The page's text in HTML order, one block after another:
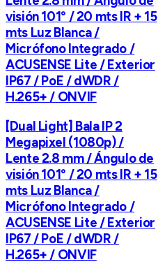
visión 101° / 20 mts IR + 15
mts Luz Blanca /
Micrófono Integrado /
ACUSENSE Lite / Exterior
IP67 / PoE / dWDR /
H.265+ / ONVIF
[Dual Light] Bala IP 2
Megapixel (1080p) /
Lente 2.8 mm / Ángulo de
visión 101° / 20 mts IR + 15
mts Luz Blanca /
Micrófono Integrado /
ACUSENSE Lite / Exterior
IP67 / PoE / dWDR /
H.265+ / ONVIF